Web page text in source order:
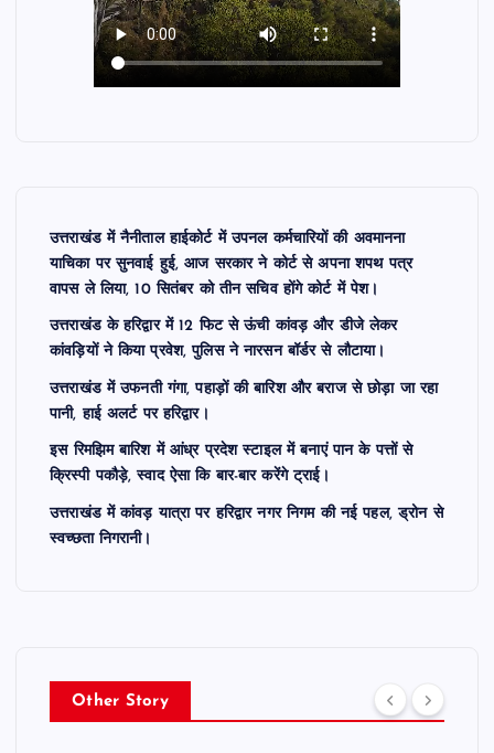
उत्तराखंड में नैनीताल हाईकोर्ट में उपनल कर्मचारियों की अवमानना
याचिका पर सुनवाई हुई, आज सरकार ने कोर्ट से अपना शपथ पत्र
वापस ले लिया, 10 सितंबर को तीन सचिव होंगे कोर्ट में पेश।
उत्तराखंड के हरिद्वार में 12 फिट से ऊंची कांवड़ और डीजे लेकर
कांवड़ियों ने किया प्रवेश, पुलिस ने नारसन बॉर्डर से लौटाया।
उत्तराखंड में उफनती गंगा, पहाड़ों की बारिश और बराज से छोड़ा जा रहा
पानी, हाई अलर्ट पर हरिद्वार।
इस रिमझिम बारिश में आंध्र प्रदेश स्टाइल में बनाएं पान के पत्तों से
क्रिस्पी पकौड़े, स्वाद ऐसा कि बार-बार करेंगे ट्राई।
उत्तराखंड में कांवड़ यात्रा पर हरिद्वार नगर निगम की नई पहल, ड्रोन से
स्वच्छता निगरानी।
Other Story